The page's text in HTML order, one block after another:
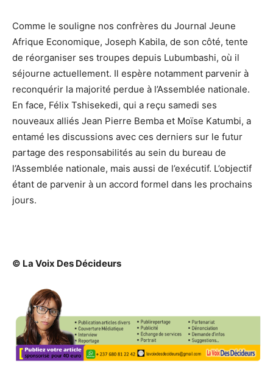
Comme le souligne nos confrères du Journal Jeune
Afrique Economique, Joseph Kabila, de son côté, tente
de réorganiser ses troupes depuis Lubumbashi, où il
séjourne actuellement. Il espère notamment parvenir à
reconquérir la majorité perdue à l’Assemblée nationale.
En face, Félix Tshisekedi, qui a reçu samedi ses
nouveaux alliés Jean Pierre Bemba et Moïse Katumbi, a
entamé les discussions avec ces derniers sur le futur
partage des responsabilités au sein du bureau de
l’Assemblée nationale, mais aussi de l’exécutif. L’objectif
étant de parvenir à un accord formel dans les prochains
jours.
© La Voix Des Décideurs